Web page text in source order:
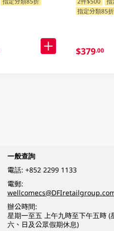
指定分類85折
$379.00
一般查詢
電話: +852 2299 1133
電郵:
辦公時間:
星期一至五 上午九時至下午五時 (
六、日及公眾假期休息)